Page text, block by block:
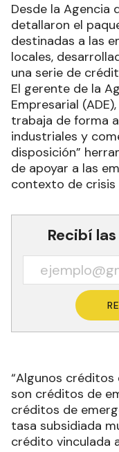
Desde la Agencia
detallaron el
destinadas a las
locales,
una serie de
El gerente de la
Empresarial
trabaja de forma
industriales y
disposición”
de apoyar a las
contexto de crisis
Recibí
“Algunos créditos
son créditos de
créditos de
tasa subsidiada
crédito vinculada